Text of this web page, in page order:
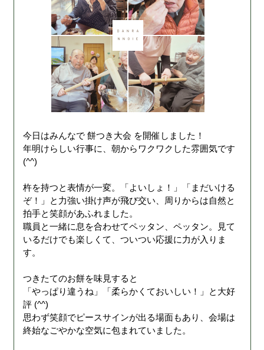
今日はみんなで 餅つき大会 を開催しました！
年明けらしい行事に、朝からワクワクした雰囲気です
(^^)
杵を持つと表情が一変。「よいしょ！」「まだいける
ぞ！」と力強い掛け声が飛び交い、周りからは自然と
拍手と笑顔があふれました。
職員と一緒に息を合わせてペッタン、ペッタン。見て
いるだけでも楽しくて、ついつい応援に力が入りま
す。
つきたてのお餅を味見すると
「やっぱり違うね」「柔らかくておいしい！」と大好
評 (^^)
思わず笑顔でピースサインが出る場面もあり、会場は
終始なごやかな空気に包まれていました。